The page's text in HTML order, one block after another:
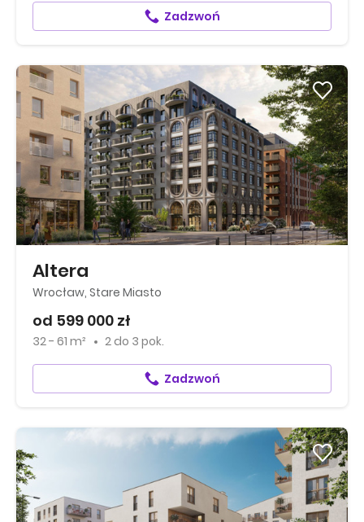
Zadzwoń
Altera
Wrocław, Stare Miasto
od 599 000 zł
32 - 61 m² 2 do 3 pok.
Zadzwoń